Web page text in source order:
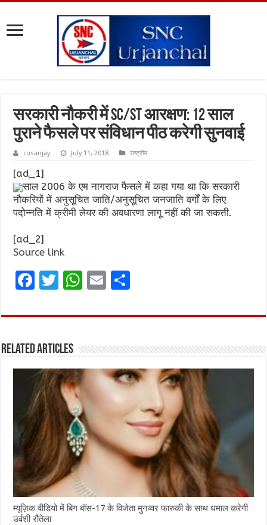
सरकारी नौकरी में SC/ST आरक्षण: 12 साल
पुराने फैसले पर संविधान पीठ करेगी सुनवाई
cusanjay July 11, 2018 राष्ट्रीय
[ad_1]
साल 2006 के एम नागराज फैसले में कहा गया था कि सरकारी
नौकरियों में अनुसूचित जाति/अनुसूचित जनजाति वर्गों के लिए
पदोन्नति में क्रीमी लेयर की अवधारणा लागू नहीं की जा सकती.
[ad_2]
Source link
F
ce
o
o
k
T
it
r
W
at
A
p
p
E
ai ar
Related Articles
म्यूज़िक वीडियो में बिग बॉस-17 के विजेता मुनव्वर फारुकी के साथ धमाल करेगी
उर्वशी रौतेला